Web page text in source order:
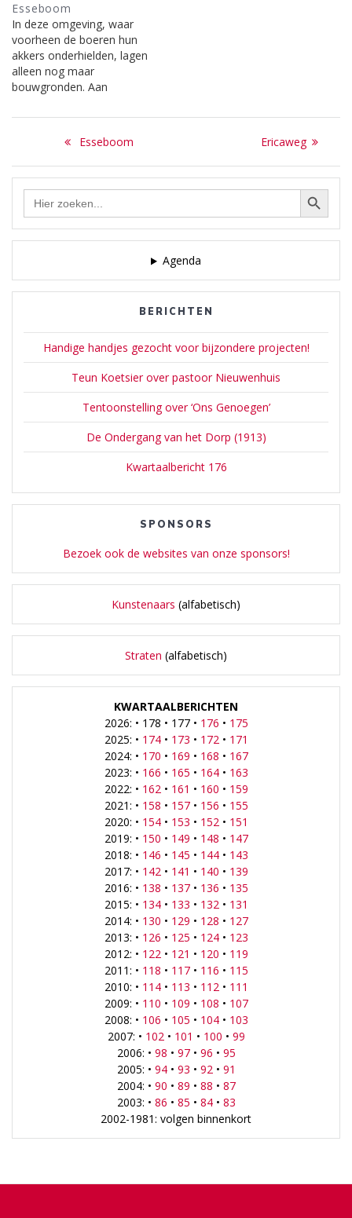
bezocht door de toen nog
in het wild levende
kwartels. Waarschijnlijk nu
een uitgestorven vogel,
want al jaren geleden zijn
ze voor het laatst in onze…
Esseboom
In deze omgeving, waar
voorheen de boeren hun
akkers onderhielden, lagen
alleen nog maar
bouwgronden. Aan
bij lange na nog niet
gedacht. De akkers
bezaten de eigenaardigste
namen. O.a. De Flep,
Pinhok, de Kluizenaar,
Steenbergen, de Fransman
Eng’ ook wel ‘Es’…
Bericht
navigatie
Previous
Esseboom
Next
Ericaweg
Zoek Zoekknop
Agenda
BERICHTEN
Handige handjes gezocht voor bijzondere projecten!
Teun Koetsier over pastoor Nieuwenhuis
Tentoonstelling over ‘Ons Genoegen’
De Ondergang van het Dorp (1913)
Kwartaalbericht 176
SPONSORS
Bezoek ook de websites van onze sponsors!
Kunstenaars (alfabetisch)
Straten (alfabetisch)
KWARTAALBERICHTEN
2026: • 178 • 177 • 176 • 175
2025: • 174• 173 • 172• 171
2024: • 170 • 169 • 168 • 167
2023: • 166 • 165 • 164• 163
2022: • 162• 161 • 160 • 159
2021: • 158 • 157• 156 • 155
2020: • 154• 153 • 152• 151
2019: • 150 • 149 • 148 • 147
2018: • 146 • 145 • 144• 143
2017: • 142• 141 • 140 • 139
2016: • 138 • 137• 136 • 135
2015: • 134• 133 • 132• 131
2014: • 130 • 129 • 128 • 127
2013: • 126 • 125 • 124• 123
2012: • 122• 121 • 120 • 119
2011: • 118 • 117• 116 • 115
2010: • 114• 113 • 112• 111
2009: • 110 • 109 • 108 • 107
2008: • 106 • 105 • 104• 103
2007: • 102• 101 • 100 • 99
2006: • 98 • 97• 96 • 95
2005: • 94• 93 • 92• 91
2004: • 90 • 89 • 88 • 87
2003: • 86 • 85 • 84• 83
2002-1981: volgen binnenkort